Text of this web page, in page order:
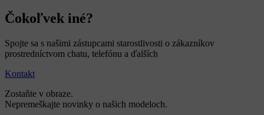
Čokoľvek iné?
Spojte sa s našimi zástupcami starostlivosti o zákazníkov
prostredníctvom chatu, telefónu a ďalších
Kontakt